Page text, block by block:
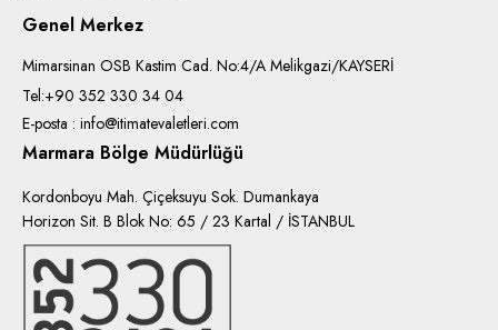
Genel Merkez
Mimarsinan OSB Kastim Cad. No:4/A Melikgazi/KAYSERİ
Tel:+90 352 330 34 04
E-posta : info@itimatevaletleri.com
Marmara Bölge Müdürlüğü
Kordonboyu Mah. Çiçeksuyu Sok. Dumankaya
Horizon Sit. B Blok No: 65 / 23 Kartal / İSTANBUL